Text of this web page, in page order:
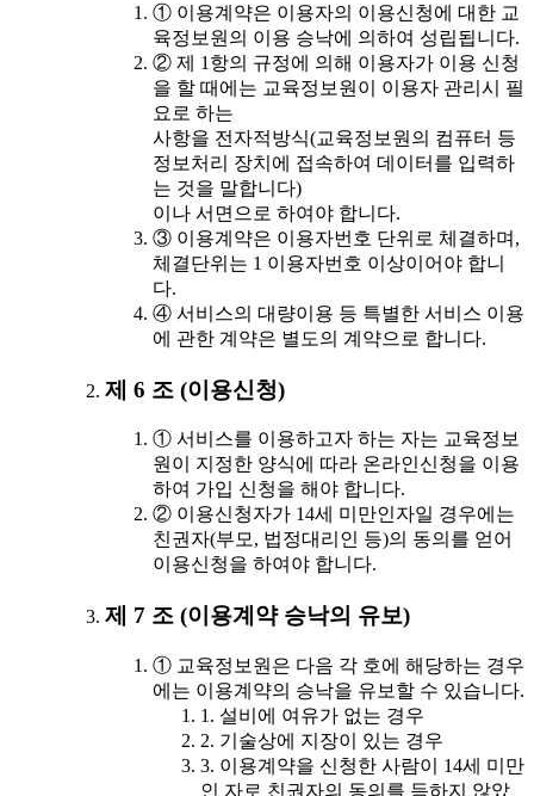
① 이용계약은 이용자의 이용신청에 대한 교
육정보원의 이용 승낙에 의하여 성립됩니다.
② 제 1항의 규정에 의해 이용자가 이용 신청
을 할 때에는 교육정보원이 이용자 관리시 필
요로 하는
사항을 전자적방식(교육정보원의 컴퓨터 등
정보처리 장치에 접속하여 데이터를 입력하
는 것을 말합니다)
이나 서면으로 하여야 합니다.
③ 이용계약은 이용자번호 단위로 체결하며,
체결단위는 1 이용자번호 이상이어야 합니
다.
④ 서비스의 대량이용 등 특별한 서비스 이용
에 관한 계약은 별도의 계약으로 합니다.
제 6 조 (이용신청)
① 서비스를 이용하고자 하는 자는 교육정보
원이 지정한 양식에 따라 온라인신청을 이용
하여 가입 신청을 해야 합니다.
② 이용신청자가 14세 미만인자일 경우에는
친권자(부모, 법정대리인 등)의 동의를 얻어
이용신청을 하여야 합니다.
제 7 조 (이용계약 승낙의 유보)
① 교육정보원은 다음 각 호에 해당하는 경우
에는 이용계약의 승낙을 유보할 수 있습니다.
1. 설비에 여유가 없는 경우
2. 기술상에 지장이 있는 경우
3. 이용계약을 신청한 사람이 14세 미만
인 자로 친권자의 동의를 득하지 않았